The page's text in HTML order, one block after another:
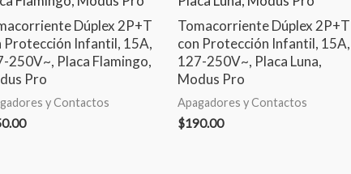
Dúplex 2P+T
Protección Infantil, 15A,
250V~, Placa Flamingo,
Pro
y Contactos
Tomacorriente Dúplex 2P+T
con Protección Infantil, 15A,
127-250V~, Placa Luna,
Modus Pro
Apagadores y Contactos
$190.00